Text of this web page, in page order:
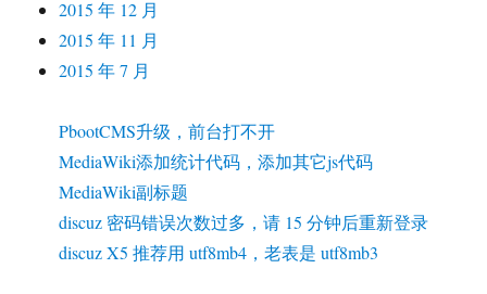
2015 年 12 月
2015 年 11 月
2015 年 7 月
PbootCMS升级，前台打不开
MediaWiki添加统计代码，添加其它js代码
MediaWiki副标题
discuz 密码错误次数过多，请 15 分钟后重新登录
discuz X5 推荐用 utf8mb4，老表是 utf8mb3